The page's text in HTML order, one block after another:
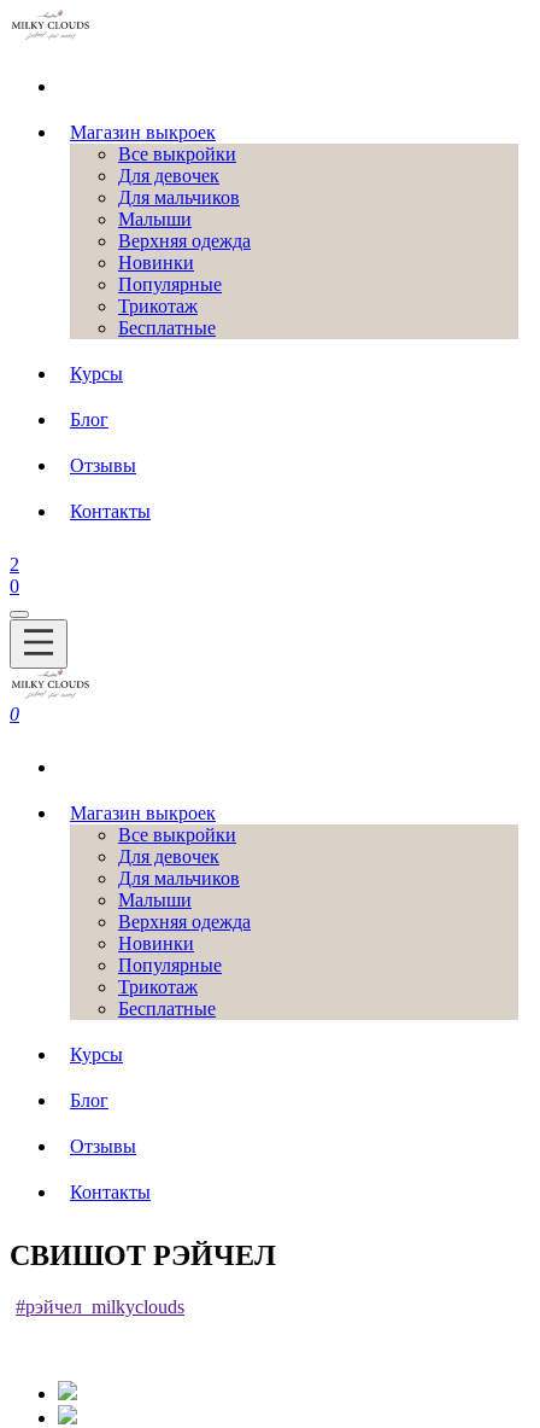
Магазин выкроек
Все выкройки
Для девочек
Для мальчиков
Малыши
Верхняя одежда
Новинки
Популярные
Трикотаж
Бесплатные
Курсы
Блог
Отзывы
Контакты
2
0
0
Магазин выкроек
Все выкройки
Для девочек
Для мальчиков
Малыши
Верхняя одежда
Новинки
Популярные
Трикотаж
Бесплатные
Курсы
Блог
Отзывы
Контакты
СВИШОТ РЭЙЧЕЛ
#рэйчел_milkyclouds